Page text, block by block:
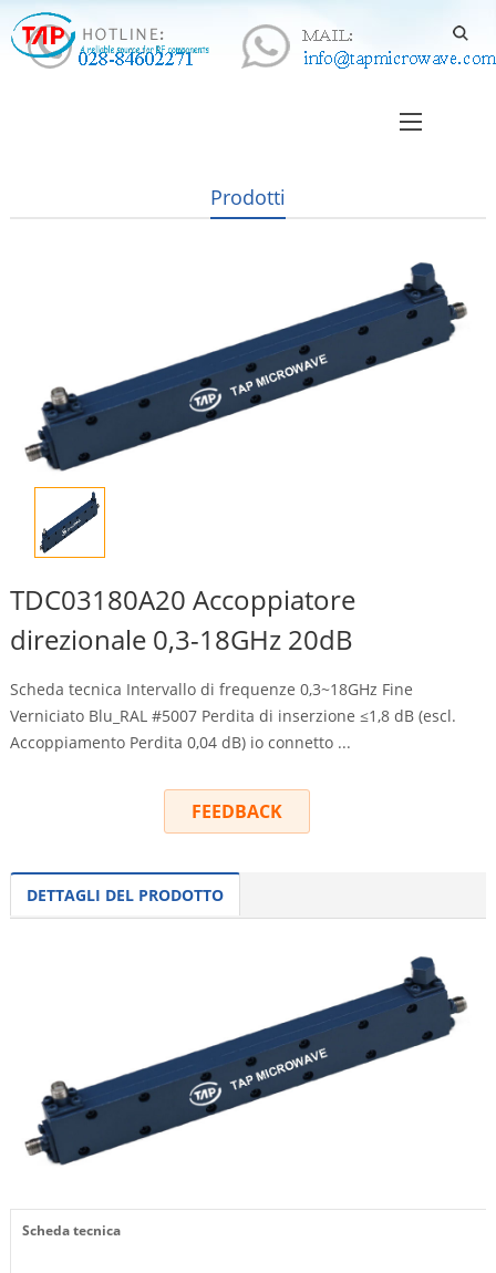
Prodotti
TDC03180A20 Accoppiatore
direzionale 0,3-18GHz 20dB
Scheda tecnica Intervallo di frequenze 0,3~18GHz Fine
Verniciato Blu_RAL #5007 Perdita di inserzione ≤1,8 dB (escl.
Accoppiamento Perdita 0,04 dB) io connetto ...
FEEDBACK
DETTAGLI DEL PRODOTTO
Scheda tecnica